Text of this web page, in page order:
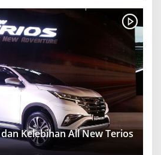
Kelebihan All New Terios